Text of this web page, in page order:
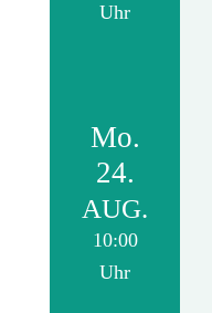
Uhr
Mo.
24.
AUG.
10:00
Uhr